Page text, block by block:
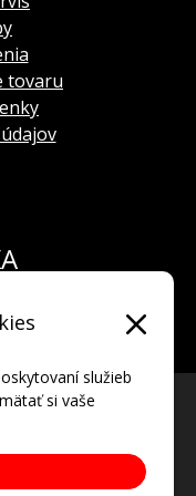
služieb
si vaše
tovaru